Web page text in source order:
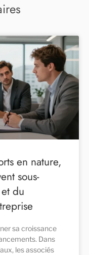
en nature,
sous-
du
sa croissance
Dans
les associés